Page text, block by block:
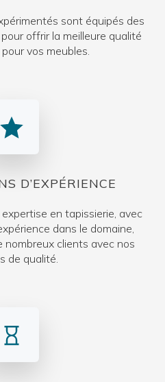
sont équipés des
offrir la meilleure qualité
vos meubles.
D’EXPÉRIENCE
en tapissierie, avec
dans le domaine,
clients avec nos
de qualité.